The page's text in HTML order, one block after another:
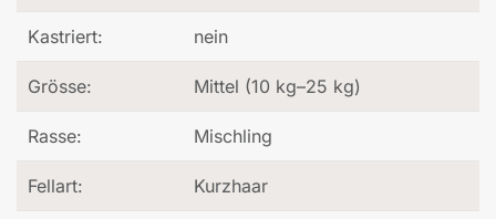
Kastriert: nein
Grösse: Mittel (10 kg–25 kg)
Rasse: Mischling
Fellart: Kurzhaar